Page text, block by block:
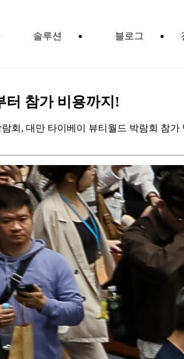
솔루션 블로그
터 참가 비용까지!
회, 대만 타이베이 뷰티월드 박람회 참가